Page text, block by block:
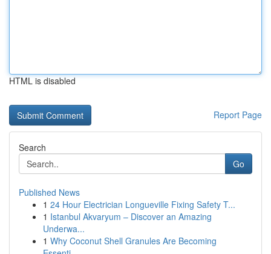
HTML is disabled
Report Page
Search
Go
Published News
1 24 Hour Electrician Longueville Fixing Safety T...
1 Istanbul Akvaryum – Discover an Amazing
Underwa...
1 Why Coconut Shell Granules Are Becoming